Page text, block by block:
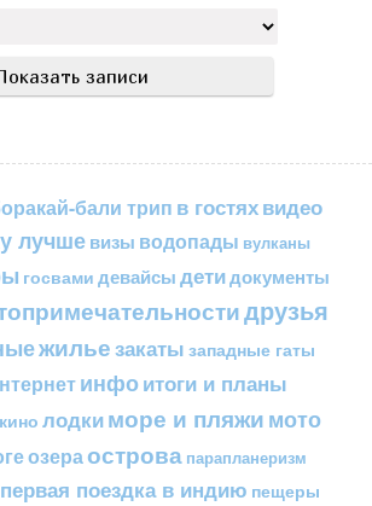
бали трип в гостяхвидео
лучшевизы водопады вулканы
госвами девайсы детидокументы
друзья
жильезакаты западные гаты
инфоитоги и планы
кино лодкиморе и пляжимото
озераострова парапланеризм
первая поездка в индию пещеры